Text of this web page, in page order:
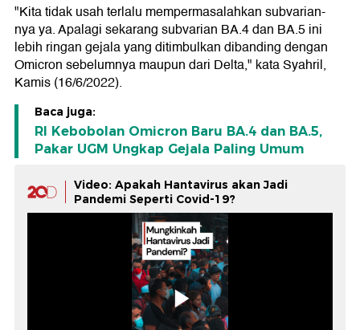
"Kita tidak usah terlalu mempermasalahkan subvarian-
nya ya. Apalagi sekarang subvarian BA.4 dan BA.5 ini
lebih ringan gejala yang ditimbulkan dibanding dengan
Omicron sebelumnya maupun dari Delta," kata Syahril,
Kamis (16/6/2022).
Baca juga:
RI Kebobolan Omicron Baru BA.4 dan BA.5,
Pakar UGM Ungkap Gejala Paling Umum
Video: Apakah Hantavirus akan Jadi
Pandemi Seperti Covid-19?